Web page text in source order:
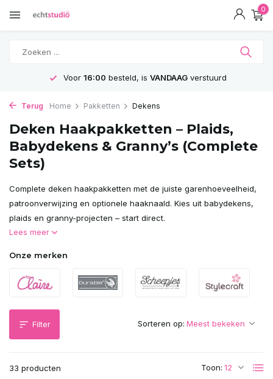
0
GRATISVerzending vanaf 75€
Terug Home Pakketten Dekens
Deken Haakpakketten – Plaids,
Babydekens & Granny’s (Complete
Sets)
Complete deken haakpakketten met de juiste garenhoeveelheid,
patroonverwijzing en optionele haaknaald. Kies uit babydekens,
plaids en granny-projecten – start direct.
Lees meer
Onze merken
Filter
33 producten Toon:
Sorteren op: